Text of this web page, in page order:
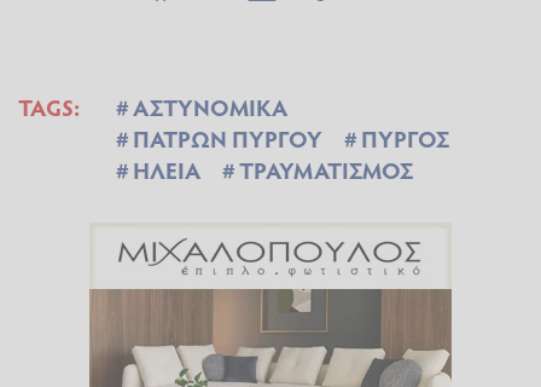
TAGS:
ΑΣΤΥΝΟΜΙΚΑ
ΠΑΤΡΩΝ ΠΥΡΓΟΥ
ΠΥΡΓΟΣ
ΗΛΕΙΑ
ΤΡΑΥΜΑΤΙΣΜΟΣ